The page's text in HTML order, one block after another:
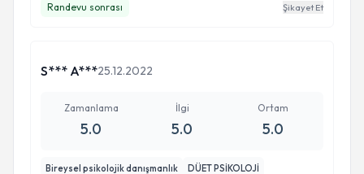
Randevu sonrası Şikayet Et
S*** A***25.12.2022
Zamanlama
5.0
İlgi
5.0
Ortam
5.0
Bireysel psikolojik danışmanlık DÜET PSİKOLOJİ